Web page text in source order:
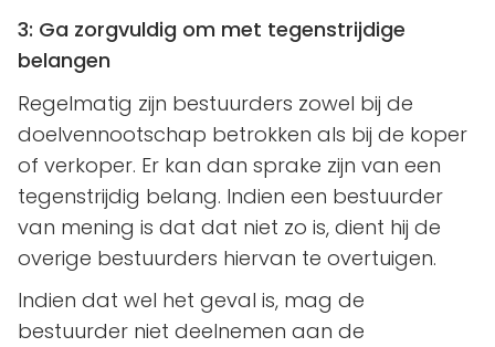
3: Ga zorgvuldig om met tegenstrijdige
belangen
Regelmatig zijn bestuurders zowel bij de
doelvennootschap betrokken als bij de koper
of verkoper. Er kan dan sprake zijn van een
tegenstrijdig belang. Indien een bestuurder
van mening is dat dat niet zo is, dient hij de
overige bestuurders hiervan te overtuigen.
Indien dat wel het geval is, mag de
bestuurder niet deelnemen aan de